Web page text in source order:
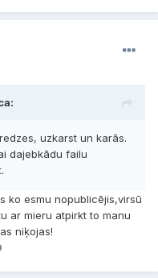
uzkarst un karās.
dajebkādu failu
ko esmu nopublicējis,virsū
ar mieru atpirkt to manu
niķojas!